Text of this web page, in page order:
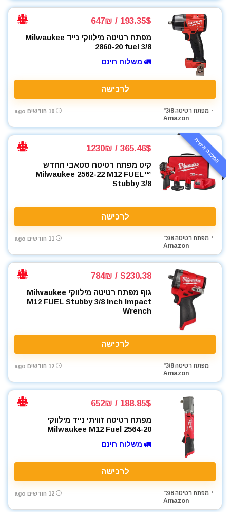
193.35$ / 647₪
מפתח רטיטה מילווקי נייד Milwaukee
2860-20 fuel 3/8
🚛 משלוח חינם
לרכישה
מפתח רטיטה 3/8"
Amazon
10 חודשים ago
המלצה אישית 365.46$ / 1230₪
קיט מפתח רטיטה סטאבי החדש
Milwaukee 2562-22 M12 FUEL™
Stubby 3/8
לרכישה
מפתח רטיטה 3/8"
Amazon
11 חודשים ago
$230.38 / 784₪
גוף מפתח רטיטה מילווקי Milwaukee
M12 FUEL Stubby 3/8 Inch Impact
Wrench
לרכישה
מפתח רטיטה 3/8"
Amazon
12 חודשים ago
188.85$ / 652₪
מפתח רטיטה זוויתי נייד מילווקי
Milwaukee M12 Fuel 2564-20
🚛 משלוח חינם
לרכישה
מפתח רטיטה 3/8"
Amazon
12 חודשים ago